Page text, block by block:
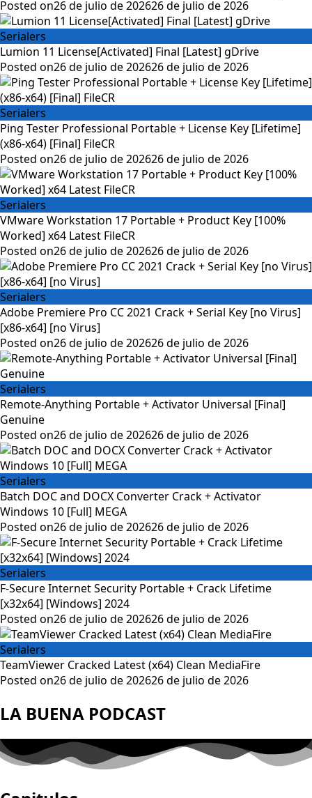
Posted on26 de julio de 202626 de julio de 2026
Serialers
Lumion 11 License[Activated] Final [Latest] gDrive
Posted on26 de julio de 202626 de julio de 2026
Serialers
Ping Tester Professional Portable + License Key [Lifetime]
(x86-x64) [Final] FileCR
Posted on26 de julio de 202626 de julio de 2026
Serialers
VMware Workstation 17 Portable + Product Key [100%
Worked] x64 Latest FileCR
Posted on26 de julio de 202626 de julio de 2026
Serialers
Adobe Premiere Pro CC 2021 Crack + Serial Key [no Virus]
[x86-x64] [no Virus]
Posted on26 de julio de 202626 de julio de 2026
Serialers
Remote-Anything Portable + Activator Universal [Final]
Genuine
Posted on26 de julio de 202626 de julio de 2026
Serialers
Batch DOC and DOCX Converter Crack + Activator
Windows 10 [Full] MEGA
Posted on26 de julio de 202626 de julio de 2026
Serialers
F-Secure Internet Security Portable + Crack Lifetime
[x32x64] [Windows] 2024
Posted on26 de julio de 202626 de julio de 2026
Serialers
TeamViewer Cracked Latest (x64) Clean MediaFire
Posted on26 de julio de 202626 de julio de 2026
LA BUENA PODCAST